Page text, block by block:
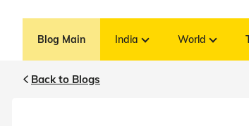
Blog Main India World
Back to Blogs